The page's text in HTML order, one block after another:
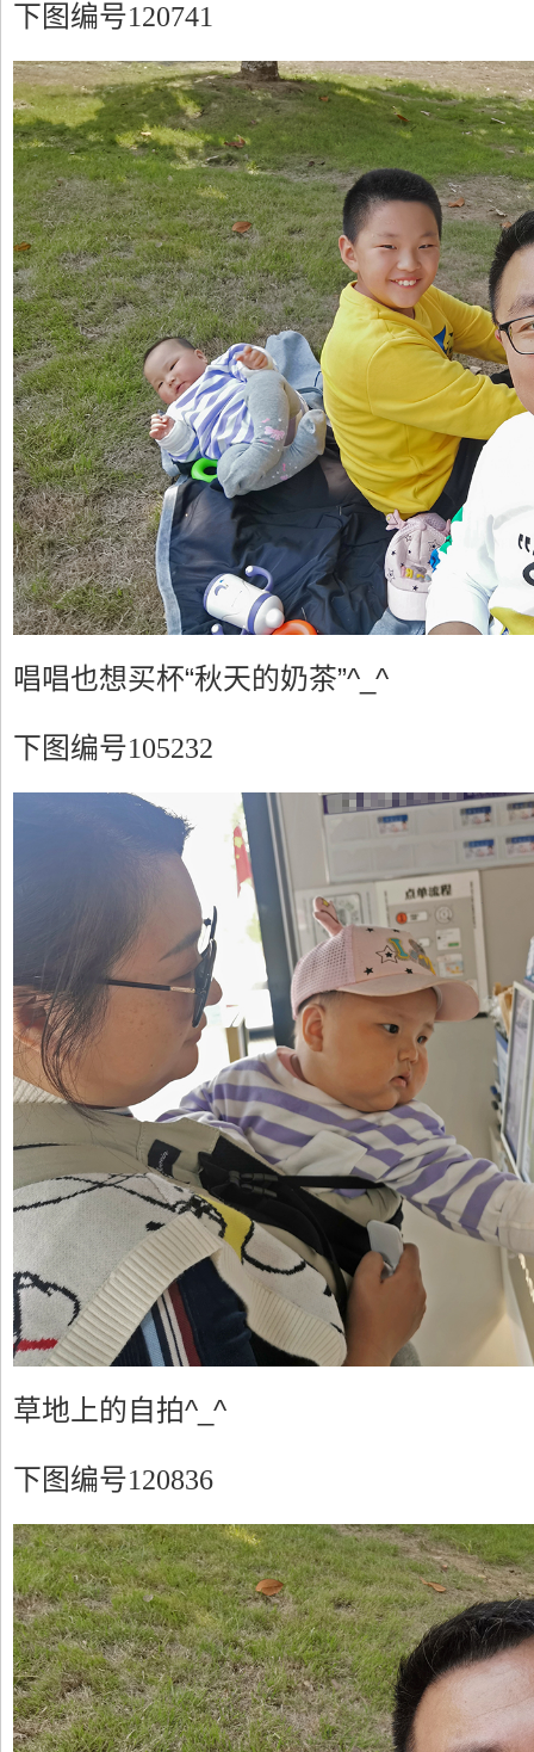
下图编号120741
唱唱也想买杯“秋天的奶茶”^_^
下图编号105232
草地上的自拍^_^
下图编号120836